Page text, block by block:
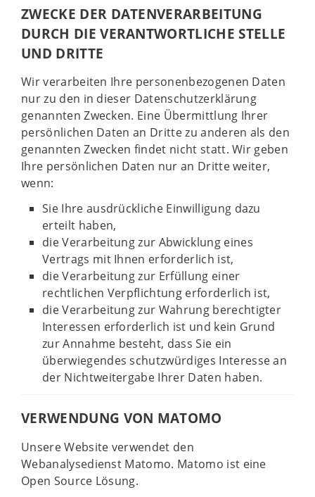
ZWECKE DER DATENVERARBEITUNG
DURCH DIE VERANTWORTLICHE STELLE
UND DRITTE
Wir verarbeiten Ihre personenbezogenen Daten
nur zu den in dieser Datenschutzerklärung
genannten Zwecken. Eine Übermittlung Ihrer
persönlichen Daten an Dritte zu anderen als den
genannten Zwecken findet nicht statt. Wir geben
Ihre persönlichen Daten nur an Dritte weiter,
wenn:
Sie Ihre ausdrückliche Einwilligung dazu
erteilt haben,
die Verarbeitung zur Abwicklung eines
Vertrags mit Ihnen erforderlich ist,
die Verarbeitung zur Erfüllung einer
rechtlichen Verpflichtung erforderlich ist,
die Verarbeitung zur Wahrung berechtigter
Interessen erforderlich ist und kein Grund
zur Annahme besteht, dass Sie ein
überwiegendes schutzwürdiges Interesse an
der Nichtweitergabe Ihrer Daten haben.
VERWENDUNG VON MATOMO
Unsere Website verwendet den
Webanalysedienst Matomo. Matomo ist eine
Open Source Lösung.